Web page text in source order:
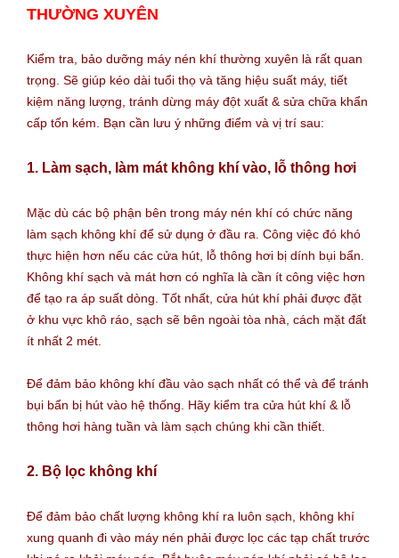
THƯỜNG XUYÊN
Kiểm tra, bảo dưỡng máy nén khí thường xuyên là rất quan
trọng. Sẽ giúp kéo dài tuổi thọ và tăng hiệu suất máy, tiết
kiệm năng lượng, tránh dừng máy đột xuất & sửa chữa khẩn
cấp tốn kém. Bạn cần lưu ý những điểm và vị trí sau:
1. Làm sạch, làm mát không khí vào, lỗ thông hơi
Mặc dù các bộ phận bên trong máy nén khí có chức năng
làm sạch không khí để sử dụng ở đầu ra. Công việc đó khó
thực hiện hơn nếu các cửa hút, lỗ thông hơi bị dính bụi bẩn.
Không khí sạch và mát hơn có nghĩa là cần ít công việc hơn
để tạo ra áp suất dòng. Tốt nhất, cửa hút khí phải được đặt
ở khu vực khô ráo, sạch sẽ bên ngoài tòa nhà, cách mặt đất
ít nhất 2 mét.
Để đảm bảo không khí đầu vào sạch nhất có thể và để tránh
bụi bẩn bị hút vào hệ thống. Hãy kiểm tra cửa hút khí & lỗ
thông hơi hàng tuần và làm sạch chúng khi cần thiết.
2. Bộ lọc không khí
Để đảm bảo chất lượng không khí ra luôn sạch, không khí
xung quanh đi vào máy nén phải được lọc các tạp chất trước